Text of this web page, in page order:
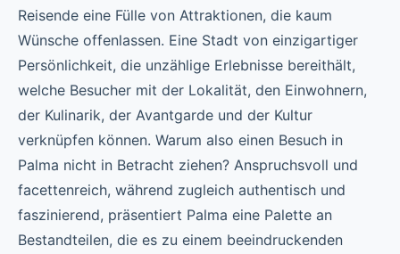
Reisende eine Fülle von Attraktionen, die kaum
Wünsche offenlassen. Eine Stadt von einzigartiger
Persönlichkeit, die unzählige Erlebnisse bereithält,
welche Besucher mit der Lokalität, den Einwohnern,
der Kulinarik, der Avantgarde und der Kultur
verknüpfen können. Warum also einen Besuch in
Palma nicht in Betracht ziehen? Anspruchsvoll und
facettenreich, während zugleich authentisch und
faszinierend, präsentiert Palma eine Palette an
Bestandteilen, die es zu einem beeindruckenden